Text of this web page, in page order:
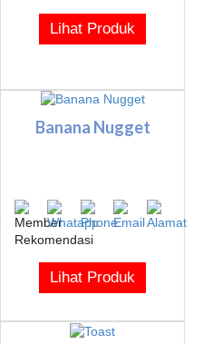
Lihat Produk
Banana Nugget
Lihat Produk